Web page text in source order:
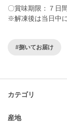
〇賞味期限：７日
※解凍後は当日中
#捌いてお届け
カテゴリ
産地